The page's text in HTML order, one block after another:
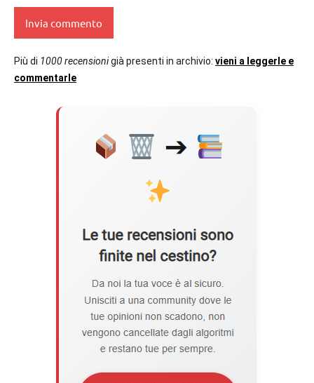
Più di 1000 recensionigià presenti in archivio: vieni a leggerle e
commentarle